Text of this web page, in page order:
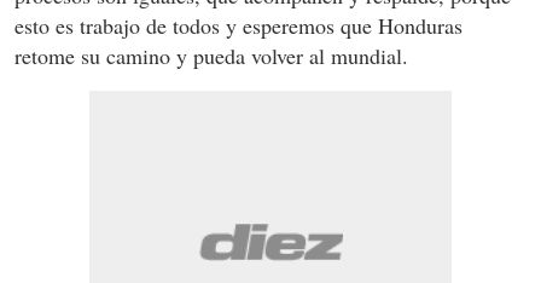
esto es trabajo de todos y esperemos que Honduras
retome su camino y pueda volver al mundial.